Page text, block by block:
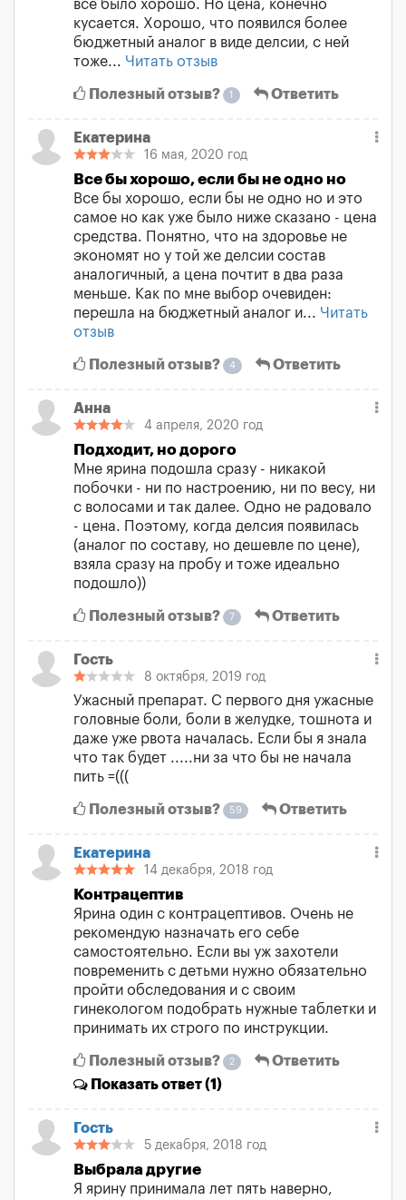
все было хорошо. Но цена, конечно
кусается. Хорошо, что появился более
бюджетный аналог в виде делсии, с ней
тоже... Читать отзыв
Полезный отзыв? 1 Ответить
Екатерина
16 мая, 2020 год
Все бы хорошо, если бы не одно но
Все бы хорошо, если бы не одно но и это
самое но как уже было ниже сказано - цена
средства. Понятно, что на здоровье не
экономят но у той же делсии состав
аналогичный, а цена почтит в два раза
меньше. Как по мне выбор очевиден:
перешла на бюджетный аналог и... Читать
отзыв
Полезный отзыв? 4 Ответить
Анна
4 апреля, 2020 год
Подходит, но дорого
Мне ярина подошла сразу - никакой
побочки - ни по настроению, ни по весу, ни
с волосами и так далее. Одно не радовало
- цена. Поэтому, когда делсия появилась
(аналог по составу, но дешевле по цене),
взяла сразу на пробу и тоже идеально
подошло))
Полезный отзыв? 7 Ответить
Гость
8 октября, 2019 год
Ужасный препарат. С первого дня ужасные
головные боли, боли в желудке, тошнота и
даже уже рвота началась. Если бы я знала
что так будет .....ни за что бы не начала
пить =(((
Полезный отзыв? 59 Ответить
Екатерина
14 декабря, 2018 год
Контрацептив
Ярина один с контрацептивов. Очень не
рекомендую назначать его себе
самостоятельно. Если вы уж захотели
повременить с детьми нужно обязательно
пройти обследования и с своим
гинекологом подобрать нужные таблетки и
принимать их строго по инструкции.
Полезный отзыв? 2
Ответить
Показатьответ (1)
Гость
5 декабря, 2018 год
Выбрала другие
Я ярину принимала лет пять наверно,